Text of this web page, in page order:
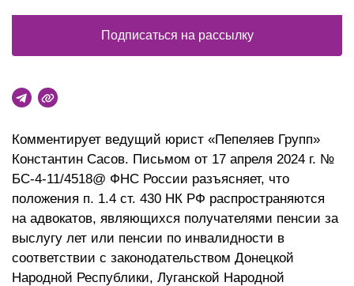
Комментирует ведущий юрист «Пепеляев Групп»
Константин Сасов. Письмом от 17 апреля 2024 г. №
БС-4-11/4518@ ФНС России разъясняет, что
положения п. 1.4 ст. 430 НК РФ распространяются
на адвокатов, являющихся получателями пенсии за
выслугу лет или пенсии по инвалидности в
соответствии с законодательством Донецкой
Народной Республики, Луганской Народной
Подписаться на рассылку